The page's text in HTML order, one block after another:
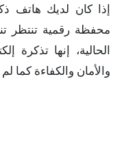
إذا كان لديك هاتف
محفظة رقمية تنتظر
الحالية، إنها تذكرة
والأمان والكفاءة كما